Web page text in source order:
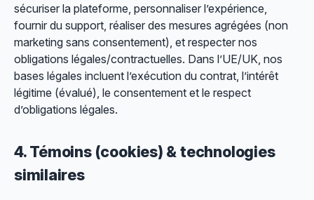
sécuriser la plateforme, personnaliser l’expérience,
fournir du support, réaliser des mesures agrégées (non
marketing sans consentement), et respecter nos
obligations légales/contractuelles. Dans l’UE/UK, nos
bases légales incluent l’exécution du contrat, l’intérêt
légitime (évalué), le consentement et le respect
d’obligations légales.
4. Témoins (cookies) & technologies
similaires